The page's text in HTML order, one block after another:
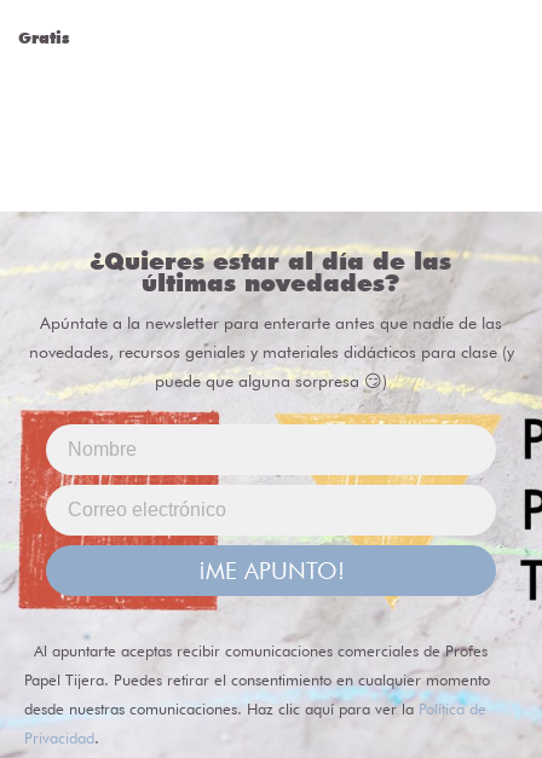
Gratis
¿Quieres estar al día de las
últimas novedades?
Apúntate a la newsletter para enterarte antes que nadie de las
novedades, recursos geniales y materiales didácticos para clase (y
puede que alguna sorpresa 😏)
¡ME APUNTO!
Al apuntarte aceptas recibir comunicaciones comerciales de Profes
Papel Tijera. Puedes retirar el consentimiento en cualquier momento
desde nuestras comunicaciones. Haz clic aquí para ver la Política de
Privacidad.